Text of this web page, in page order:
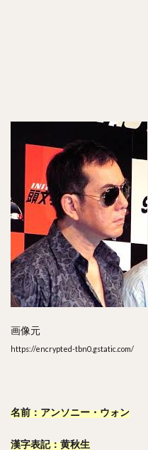
画像元
https://encrypted-tbn0.gstatic.com/
名前：アンソニー・ウォン
漢字表記：黄秋生